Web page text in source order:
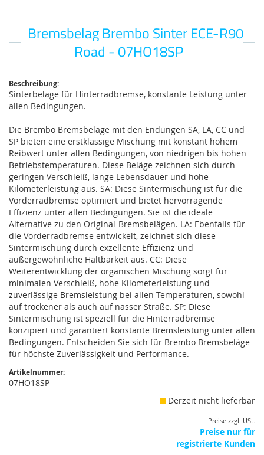
Bremsbelag Brembo Sinter ECE-R90
Road - 07HO18SP
Anfang
Beschreibung:
Sinterbelage für Hinterradbremse, konstante Leistung unter
allen Bedingungen.
Die Brembo Bremsbeläge mit den Endungen SA, LA, CC und
SP bieten eine erstklassige Mischung mit konstant hohem
Reibwert unter allen Bedingungen, von niedrigen bis hohen
Betriebstemperaturen. Diese Beläge zeichnen sich durch
geringen Verschleiß, lange Lebensdauer und hohe
Kilometerleistung aus. SA: Diese Sintermischung ist für die
Vorderradbremse optimiert und bietet hervorragende
Effizienz unter allen Bedingungen. Sie ist die ideale
Alternative zu den Original-Bremsbelägen. LA: Ebenfalls für
die Vorderradbremse entwickelt, zeichnet sich diese
Sintermischung durch exzellente Effizienz und
außergewöhnliche Haltbarkeit aus. CC: Diese
Weiterentwicklung der organischen Mischung sorgt für
minimalen Verschleiß, hohe Kilometerleistung und
zuverlässige Bremsleistung bei allen Temperaturen, sowohl
auf trockener als auch auf nasser Straße. SP: Diese
Sintermischung ist speziell für die Hinterradbremse
konzipiert und garantiert konstante Bremsleistung unter allen
Bedingungen. Entscheiden Sie sich für Brembo Bremsbeläge
für höchste Zuverlässigkeit und Performance.
Artikelnummer:
07HO18SP
Derzeit nicht lieferbar
Preise zzgl. USt.
Preise nur für
registrierte Kunden